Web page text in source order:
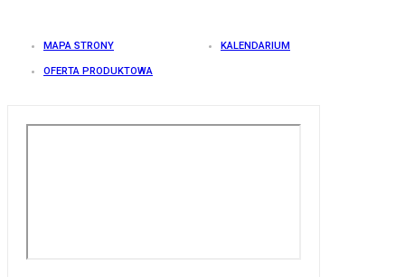
MAPA STRONY KALENDARIUM
OFERTA PRODUKTOWA